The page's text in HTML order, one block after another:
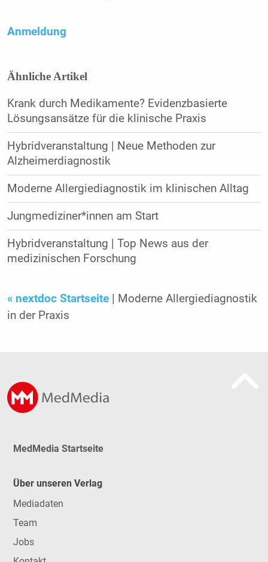
Anmeldung
Ähnliche Artikel
Krank durch Medikamente? Evidenzbasierte
Lösungsansätze für die klinische Praxis
Hybridveranstaltung | Neue Methoden zur
Alzheimerdiagnostik
Moderne Allergiediagnostik im klinischen Alltag
Jungmediziner*innen am Start
Hybridveranstaltung | Top News aus der
medizinischen Forschung
« nextdoc Startseite
| Moderne Allergiediagnostik
in der Praxis
MedMedia Startseite
Über unseren Verlag
Mediadaten
Team
Jobs